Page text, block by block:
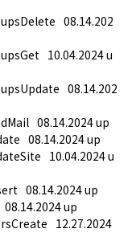
08.14.202
10.04.2024 u
08.14.202
08.14.2024 up
08.14.2024 up
10.04.2024 u
08.14.2024 up
08.14.2024 up
12.27.2024